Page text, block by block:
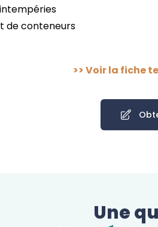
de conteneurs
>>Voir la fiche
Une